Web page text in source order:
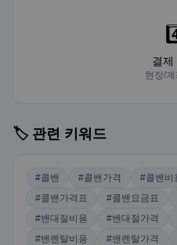
결제
현장/계
🏷️ 관련 키워드
#콜밴 #콜밴가격 #콜밴비
#콜밴가격표
#콜밴요금표
#밴대절비용
#밴대절가격
#밴렌탈비용
#밴렌탈가격